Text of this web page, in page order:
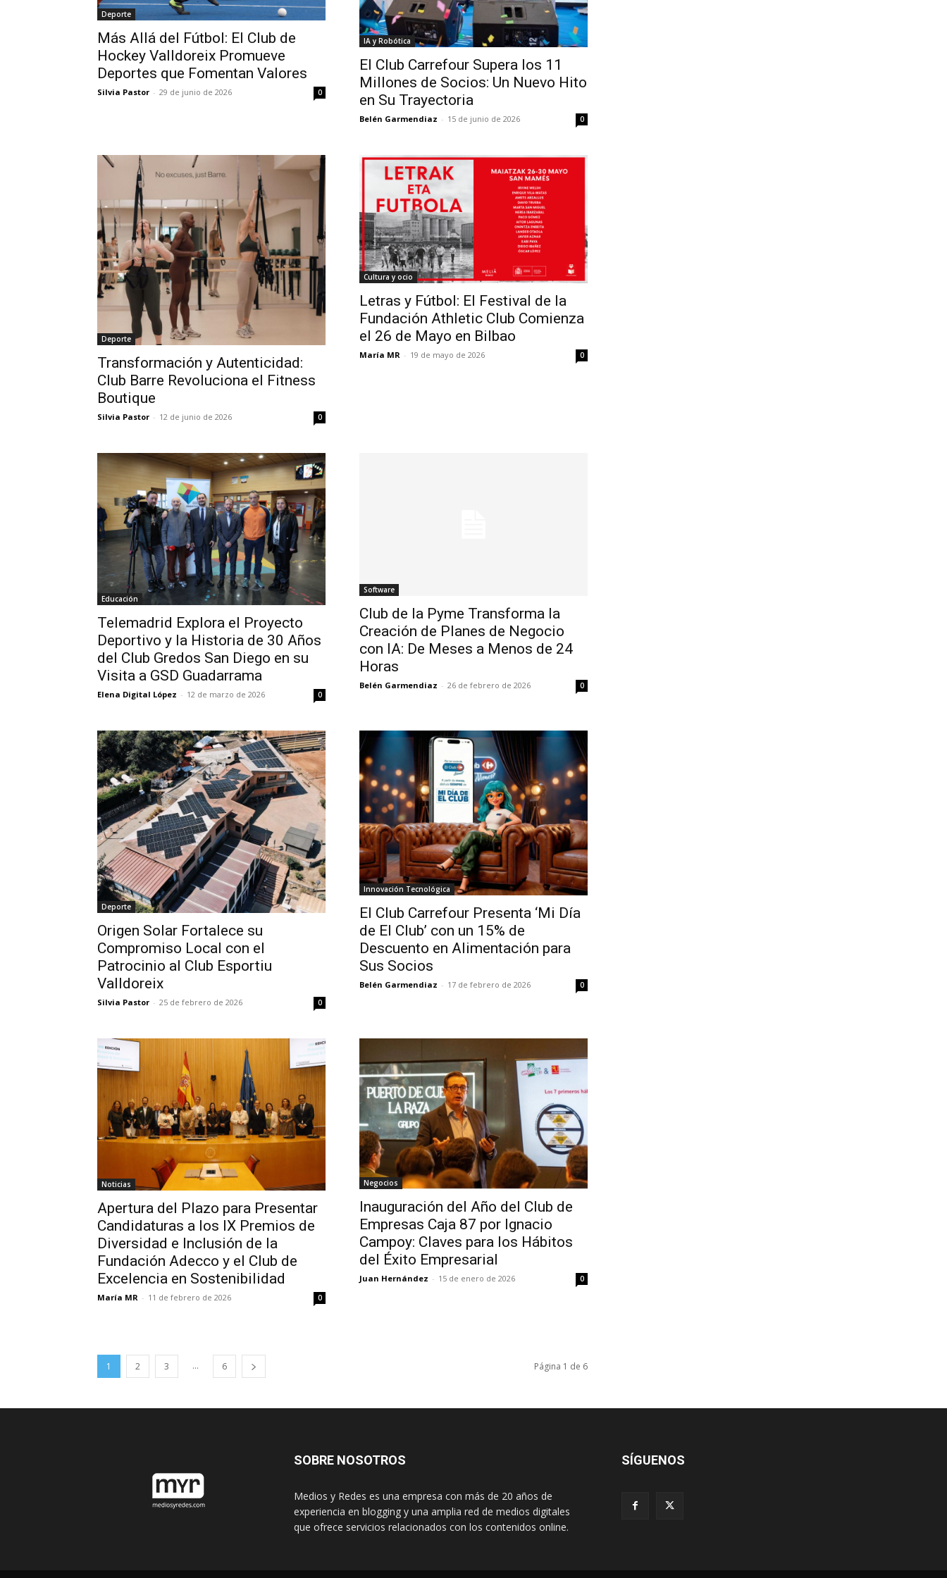
Deporte
Más Allá del Fútbol: El Club de
Hockey Valldoreix Promueve
Deportes que Fomentan Valores
Silvia Pastor - 29 de junio de 2026 0
IA y Robótica
El Club Carrefour Supera los 11
Millones de Socios: Un Nuevo Hito
en Su Trayectoria
Belén Garmendiaz - 15 de junio de 2026 0
Deporte
Transformación y Autenticidad:
Club Barre Revoluciona el Fitness
Boutique
Silvia Pastor - 12 de junio de 2026 0
Cultura y ocio
Letras y Fútbol: El Festival de la
Fundación Athletic Club Comienza
el 26 de Mayo en Bilbao
María MR - 19 de mayo de 2026 0
Educación
Telemadrid Explora el Proyecto
Deportivo y la Historia de 30 Años
del Club Gredos San Diego en su
Visita a GSD Guadarrama
Elena Digital López - 12 de marzo de 2026 0
Software
Club de la Pyme Transforma la
Creación de Planes de Negocio
con IA: De Meses a Menos de 24
Horas
Belén Garmendiaz - 26 de febrero de 2026 0
Deporte
Origen Solar Fortalece su
Compromiso Local con el
Patrocinio al Club Esportiu
Valldoreix
Silvia Pastor - 25 de febrero de 2026 0
Innovación Tecnológica
El Club Carrefour Presenta ‘Mi Día
de El Club’ con un 15% de
Descuento en Alimentación para
Sus Socios
Belén Garmendiaz - 17 de febrero de 2026 0
Noticias
Apertura del Plazo para Presentar
Candidaturas a los IX Premios de
Diversidad e Inclusión de la
Fundación Adecco y el Club de
Excelencia en Sostenibilidad
María MR - 11 de febrero de 2026 0
Negocios
Inauguración del Año del Club de
Empresas Caja 87 por Ignacio
Campoy: Claves para los Hábitos
del Éxito Empresarial
Juan Hernández - 15 de enero de 2026 0
1 2 3 ... 6 Página 1 de 6
SOBRE NOSOTROS
Medios y Redes es una empresa con más de 20 años de
experiencia en blogging y una amplia red de medios digitales
que ofrece servicios relacionados con los contenidos online.
SÍGUENOS